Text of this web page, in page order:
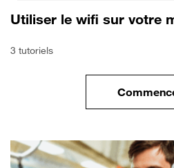
Utiliser le wifi sur votre
3 tutoriels
le